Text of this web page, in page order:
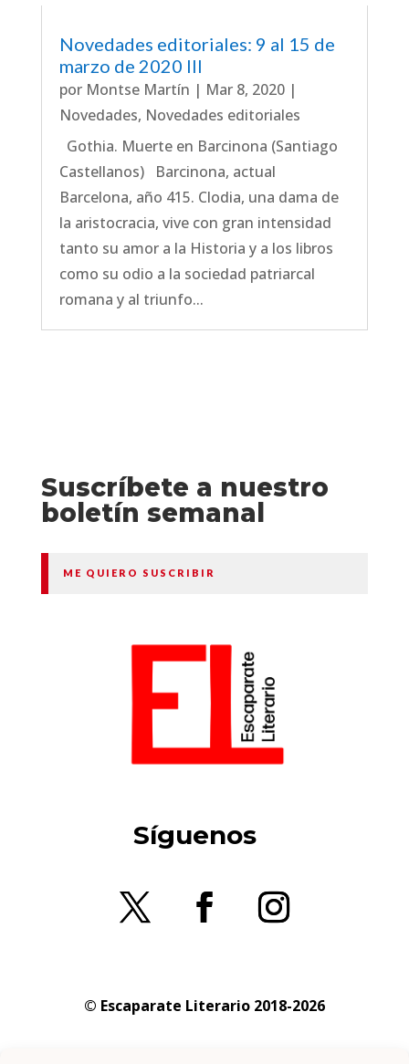
Novedades editoriales: 9 al 15 de
marzo de 2020 III
por Montse Martín | Mar 8, 2020|
Novedades, Novedades editoriales
Gothia. Muerte en Barcinona (Santiago
Castellanos) Barcinona, actual
Barcelona, año 415. Clodia, una dama de
la aristocracia, vive con gran intensidad
tanto su amor a la Historia y a los libros
como su odio a la sociedad patriarcal
romana y al triunfo...
Suscríbete a nuestro
boletín semanal
ME QUIERO SUSCRIBIR
Síguenos
© Escaparate Literario 2018-2026